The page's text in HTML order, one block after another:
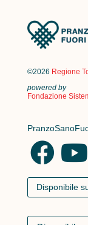
©2026 Regione
powered by
Fondazione
Disponibile